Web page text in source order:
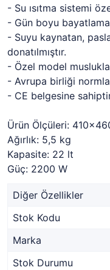
- Su ısıtma sistemi
- Gün boyu
- Suyu kaynatan,
donatılmıştır.
- Özel model
- Avrupa birliği
- CE belgesine
Ürün Ölçüleri:
Ağırlık: 5,5 kg
Kapasite: 22 lt
Güç: 2200 W
Diğer Özellikler
Stok Kodu
Marka
Stok Durumu